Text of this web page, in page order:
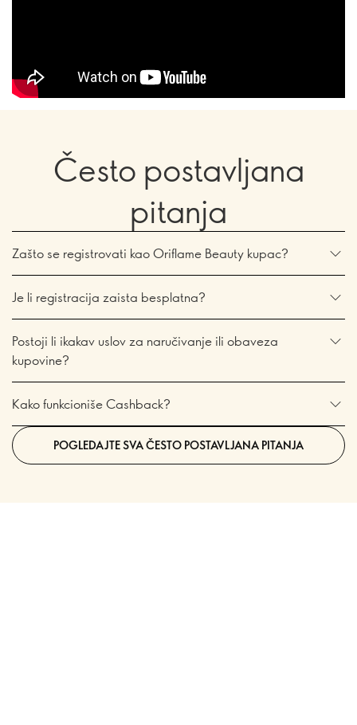
Često postavljana
pitanja
Zašto se registrovati kao Oriflame Beauty kupac?
Je li registracija zaista besplatna?
Postoji li ikakav uslov za naručivanje ili obaveza
kupovine?
Kako funkcioniše Cashback?
POGLEDAJTE SVA ČESTO POSTAVLJANA PITANJA